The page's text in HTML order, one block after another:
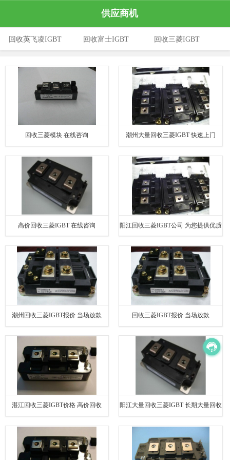
供应商机
回收英飞凌IGBT 回收富士IGBT 回收三菱IGBT
回收三菱模块 在线咨询 潮州大量回收三菱IGBT 快速上门
高价回收三菱IGBT 在线咨询 阳江回收三菱IGBT公司 为您提供优质
潮州回收三菱IGBT报价 当场放款 回收三菱IGBT报价 当场放款
湛江回收三菱IGBT价格 高价回收 阳江大量回收三菱IGBT 长期大量回收